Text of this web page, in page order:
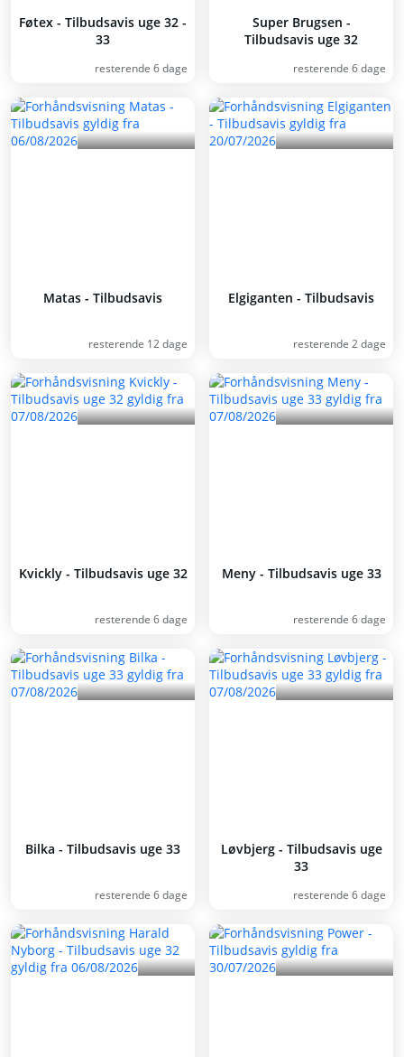
Føtex - Tilbudsavis uge 32 -
33
resterende 6 dage
Super Brugsen -
Tilbudsavis uge 32
resterende 6 dage
Matas - Tilbudsavis
resterende 12 dage
Elgiganten - Tilbudsavis
resterende 2 dage
Kvickly - Tilbudsavis uge 32
resterende 6 dage
Meny - Tilbudsavis uge 33
resterende 6 dage
Bilka - Tilbudsavis uge 33
resterende 6 dage
Løvbjerg - Tilbudsavis uge
33
resterende 6 dage